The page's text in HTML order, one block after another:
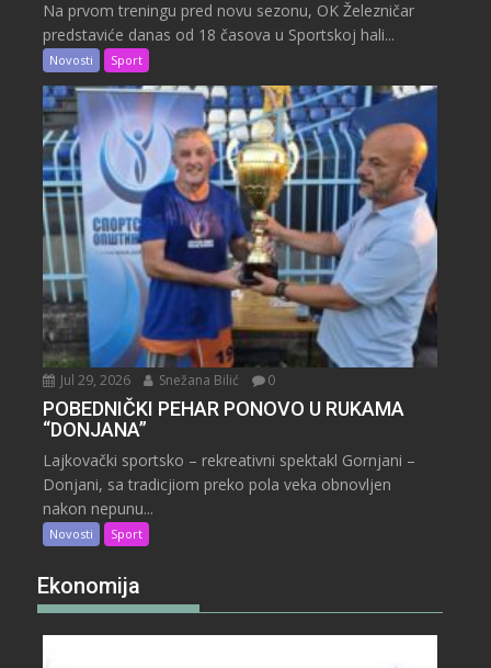
Na prvom treningu pred novu sezonu, OK Železničar
predstaviće danas od 18 časova u Sportskoj hali...
Novosti Sport
Jul 29, 2026 Snežana Bilić 0
POBEDNIČKI PEHAR PONOVO U RUKAMA
“DONJANA”
Lajkovački sportsko – rekreativni spektakl Gornjani –
Donjani, sa tradicjiom preko pola veka obnovljen
nakon nepunu...
Novosti Sport
Ekonomija